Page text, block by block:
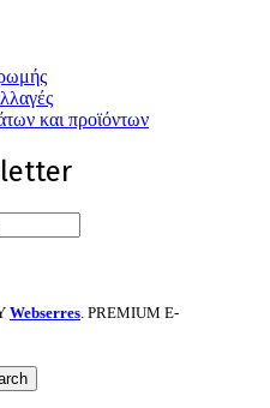
και προϊόντων
Webserres . PREMIUM E-